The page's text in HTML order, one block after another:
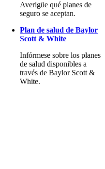
Averigüe qué planes de
seguro se aceptan.
Plan de salud de Baylor
Scott & White
Infórmese sobre los planes
de salud disponibles a
través de Baylor Scott &
White.